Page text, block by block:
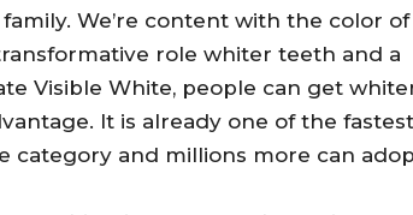
We’re content with the color
role whiter teeth and a
Visible White, people can get
It is already one of the fastest
and millions more can